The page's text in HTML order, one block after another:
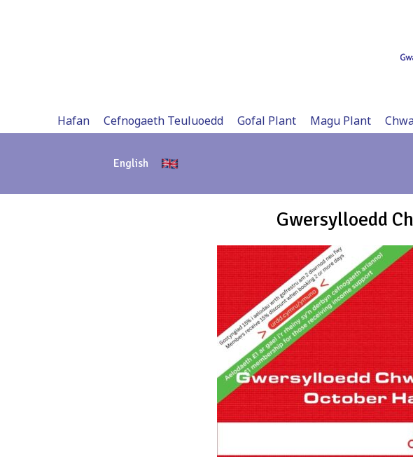
Hafan Cefnogaeth Teuluoedd Gofal Plant Magu Plant
English
Gwersylloedd